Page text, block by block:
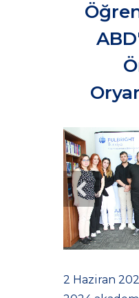
2 Haziran